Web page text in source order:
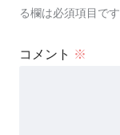
る欄は必須項目です
コメント ※